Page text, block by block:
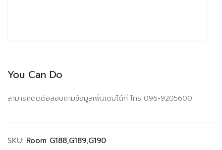
You Can Do
สามารถติดต่อสอบถามข้อมูลเพิ่มเติมได้ที่ โทร 096-9205600
SKU: Room G188,G189,G190